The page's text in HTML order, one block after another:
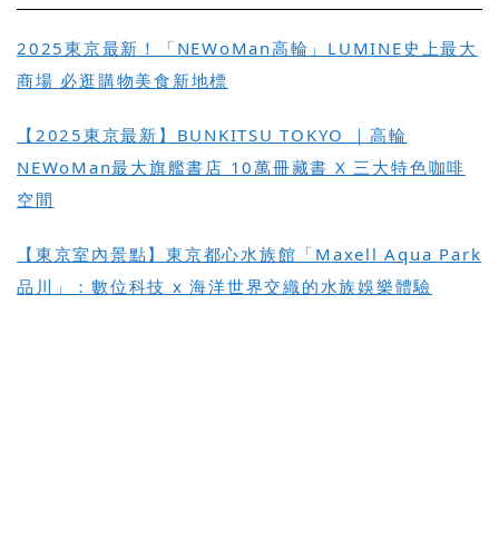
2025東京最新！「NEWoMan高輪」LUMINE史上最大
商場 必逛購物美食新地標
【2025東京最新】BUNKITSU TOKYO ｜高輪
NEWoMan最大旗艦書店 10萬冊藏書 X 三大特色咖啡
空間
【東京室內景點】東京都心水族館「Maxell Aqua Park
品川」：數位科技 x 海洋世界交織的水族娛樂體驗